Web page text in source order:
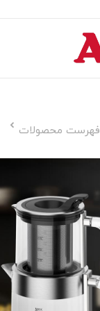
فهرست محصولات